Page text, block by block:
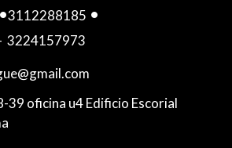
-3112288185 -
3224157973
39 oficina u4 Edificio Escorial